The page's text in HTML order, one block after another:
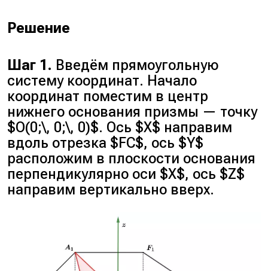
Решение
Шаг 1. Введём прямоугольную
систему координат. Начало
координат поместим в центр
нижнего основания призмы — точку
$O(0;\, 0;\, 0)$. Ось $X$ направим
вдоль отрезка $FC$, ось $Y$
расположим в плоскости основания
перпендикулярно оси $X$, ось $Z$
направим вертикально вверх.